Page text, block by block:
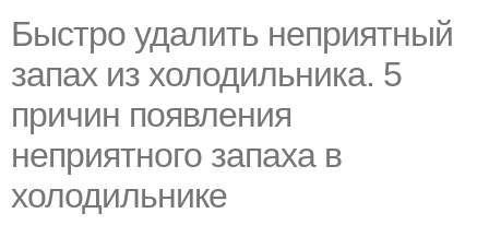
Быстро удалить неприятный
запах из холодильника. 5
причин появления
неприятного запаха в
холодильнике